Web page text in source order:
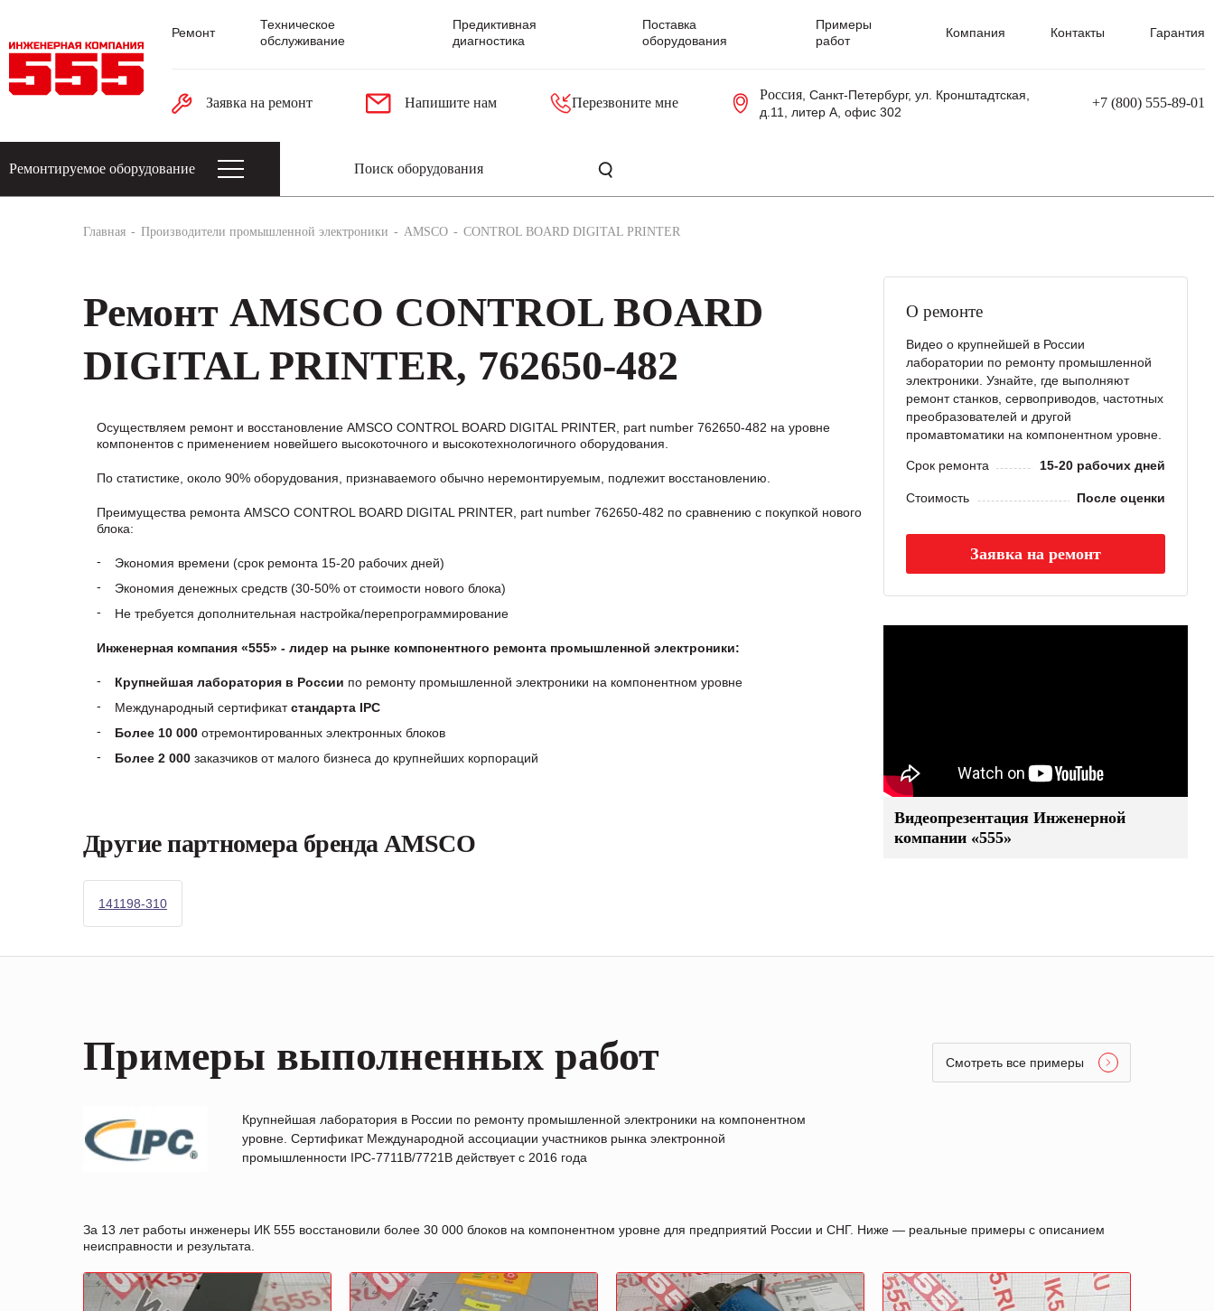
Ремонт
Техническое
обслуживание
Предиктивная
диагностика
Поставка
оборудования
Примеры
работ
Компания Контакты Гарантия
Заявка на ремонт Напишите нам Перезвоните мне
Россия, Санкт-Петербург, ул. Кронштадтская,
д.11, литер А, офис 302
+7 (800) 555-89-01
Ремонтируемое оборудование
Главная Производители промышленной электроники AMSCO CONTROL BOARD DIGITAL PRINTER
Ремонт AMSCO CONTROL BOARD
DIGITAL PRINTER, 762650-482
Осуществляем ремонт и восстановление AMSCO CONTROL BOARD DIGITAL PRINTER, part number 762650-482 на уровне
компонентов с применением новейшего высокоточного и высокотехнологичного оборудования.
По статистике, около 90% оборудования, признаваемого обычно неремонтируемым, подлежит восстановлению.
Преимущества ремонта AMSCO CONTROL BOARD DIGITAL PRINTER, part number 762650-482 по сравнению с покупкой нового
блока:
Экономия времени (срок ремонта 15-20 рабочих дней)
Экономия денежных средств (30-50% от стоимости нового блока)
Не требуется дополнительная настройка/перепрограммирование
Инженерная компания «555» - лидер на рынке компонентного ремонта промышленной электроники:
Крупнейшая лаборатория в России по ремонту промышленной электроники на компонентном уровне
Международный сертификатстандарта IPC
Более 10 000 отремонтированных электронных блоков
Более 2 000 заказчиков от малого бизнеса до крупнейших корпораций
Другие партномера бренда AMSCO
141198-310
О ремонте
Видео о крупнейшей в России
лаборатории по ремонту промышленной
электроники. Узнайте, где выполняют
ремонт станков, сервоприводов, частотных
преобразователей и другой
промавтоматики на компонентном уровне.
Срок ремонта 15-20 рабочих дней
Стоимость После оценки
Заявка на ремонт
Видеопрезентация Инженерной
компании «555»
Примеры выполненных работ
Крупнейшая лаборатория в России по ремонту промышленной электроники на компонентном
уровне. Сертификат Международной ассоциации участников рынка электронной
промышленности IPC-7711B/7721B действует с 2016 года
Смотреть все примеры
За 13 лет работы инженеры ИК 555 восстановили более 30 000 блоков на компонентном уровне для предприятий России и СНГ. Ниже — реальные примеры с описанием
неисправности и результата.